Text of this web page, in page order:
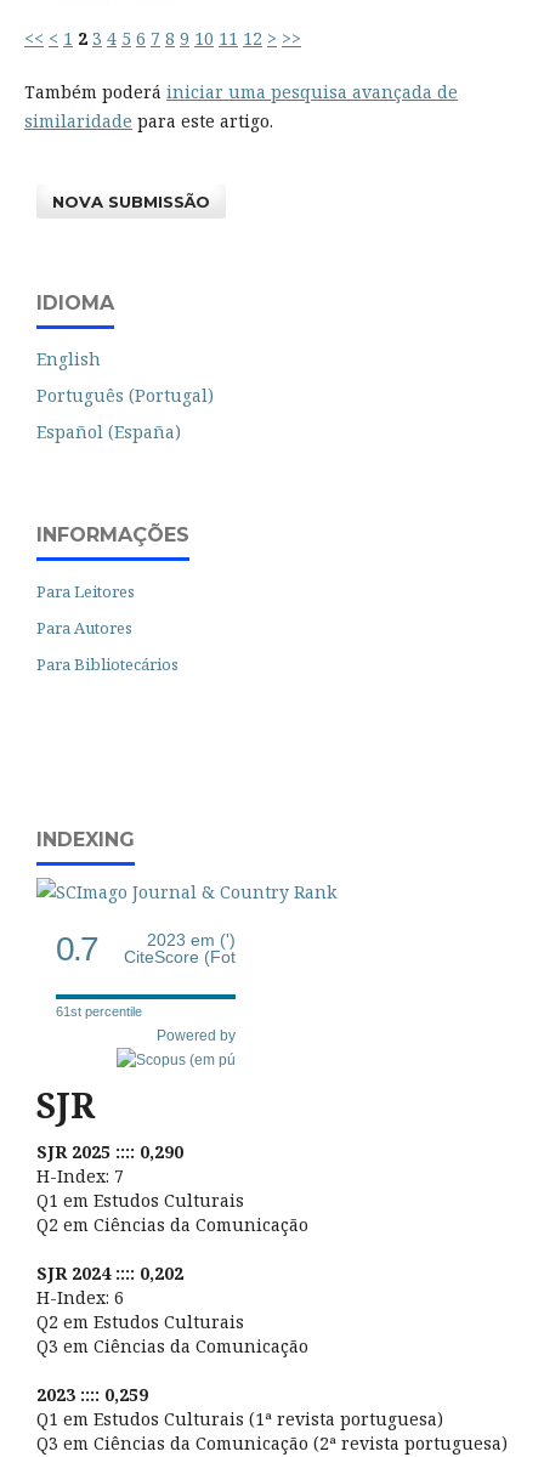
<< < 1 2 3 4 5 6 7 8 9 10 11 12 > >>
Também poderá iniciar uma pesquisa avançada de
similaridade para este artigo.
NOVA SUBMISSÃO
IDIOMA
English
Português (Portugal)
Español (España)
INFORMAÇÕES
Para Leitores
Para Autores
Para Bibliotecários
INDEXING
0.7
2023 em (')
CiteScore (Fot
61st percentile
Powered by
SJR
SJR 2025 :::: 0,290
H-Index: 7
Q1 em Estudos Culturais
Q2 em Ciências da Comunicação
SJR 2024 :::: 0,202
H-Index: 6
Q2 em Estudos Culturais
Q3 em Ciências da Comunicação
2023 :::: 0,259
Q1 em Estudos Culturais (1ª revista portuguesa)
Q3 em Ciências da Comunicação (2ª revista portuguesa)